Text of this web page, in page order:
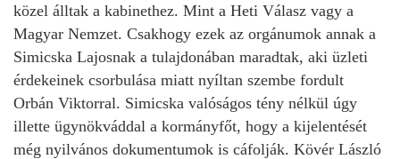
közel álltak a kabinethez. Mint a Heti Válasz vagy a
Magyar Nemzet. Csakhogy ezek az orgánumok annak a
Simicska Lajosnak a tulajdonában maradtak, aki üzleti
érdekeinek csorbulása miatt nyíltan szembe fordult
Orbán Viktorral. Simicska valóságos tény nélkül úgy
illette ügynökváddal a kormányfőt, hogy a kijelentését
még nyilvános dokumentumok is cáfolják. Kövér László